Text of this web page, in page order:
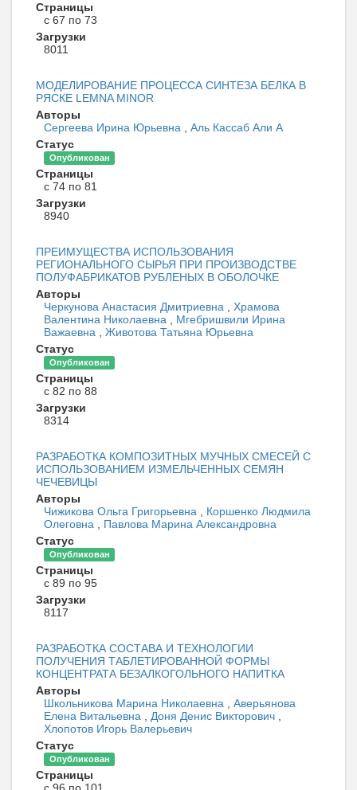
Страницы
с 67 по 73
Загрузки
8011
МОДЕЛИРОВАНИЕ ПРОЦЕССА СИНТЕЗА БЕЛКА В
РЯСКЕ LEMNA MINOR
Авторы
Сергеева Ирина Юрьевна
Аль Кассаб Али А
Статус
Опубликован
Страницы
с 74 по 81
Загрузки
8940
ПРЕИМУЩЕСТВА ИСПОЛЬЗОВАНИЯ
РЕГИОНАЛЬНОГО СЫРЬЯ ПРИ ПРОИЗВОДСТВЕ
ПОЛУФАБРИКАТОВ РУБЛЕНЫХ В ОБОЛОЧКЕ
Авторы
Черкунова Анастасия Дмитриевна
Храмова
Валентина Николаевна
Мгебришвили Ирина
Важаевна
Животова Татьяна Юрьевна
Статус
Опубликован
Страницы
с 82 по 88
Загрузки
8314
РАЗРАБОТКА КОМПОЗИТНЫХ МУЧНЫХ СМЕСЕЙ С
ИСПОЛЬЗОВАНИЕМ ИЗМЕЛЬЧЕННЫХ СЕМЯН
ЧЕЧЕВИЦЫ
Авторы
Чижикова Ольга Григорьевна
Коршенко Людмила
Олеговна
Павлова Марина Александровна
Статус
Опубликован
Страницы
с 89 по 95
Загрузки
8117
РАЗРАБОТКА СОСТАВА И ТЕХНОЛОГИИ
ПОЛУЧЕНИЯ ТАБЛЕТИРОВАННОЙ ФОРМЫ
КОНЦЕНТРАТА БЕЗАЛКОГОЛЬНОГО НАПИТКА
Авторы
Школьникова Марина Николаевна
Аверьянова
Елена Витальевна
Доня Денис Викторович
Хлопотов Игорь Валерьевич
Статус
Опубликован
Страницы